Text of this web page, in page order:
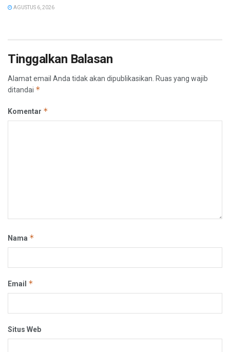
AGUSTUS 6, 2026
Tinggalkan Balasan
Alamat email Anda tidak akan dipublikasikan. Ruas yang wajib
ditandai *
Komentar *
Nama *
Email *
Situs Web